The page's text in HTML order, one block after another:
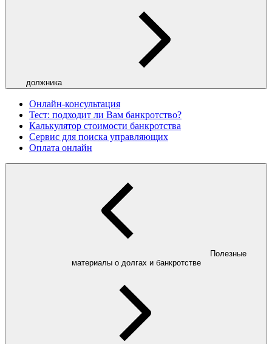
должника
Онлайн-консультация
Тест: подходит ли Вам банкротство?
Калькулятор стоимости банкротства
Сервис для поиска управляющих
Оплата онлайн
Полезные
материалы о долгах и банкротстве